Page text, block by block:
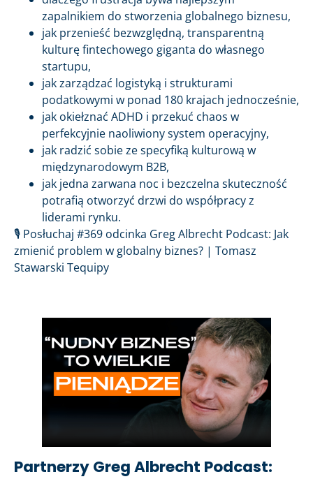
zapalnikiem do stworzenia globalnego biznesu,
jak przenieść bezwzględną, transparentną
kulturę fintechowego giganta do własnego
startupu,
jak zarządzać logistyką i strukturami
podatkowymi w ponad 180 krajach jednocześnie,
jak okiełznać ADHD i przekuć chaos w
perfekcyjnie naoliwiony system operacyjny,
jak radzić sobie ze specyfiką kulturową w
międzynarodowym B2B,
jak jedna zarwana noc i bezczelna skuteczność
potrafią otworzyć drzwi do współpracy z
liderami rynku.
🎙️ Posłuchaj #369 odcinka Greg Albrecht Podcast: Jak
zmienić problem w globalny biznes? | Tomasz
Stawarski Tequipy
Partnerzy Greg Albrecht Podcast: